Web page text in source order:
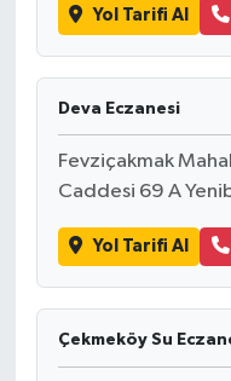
Yol Tarifi Al
Deva Eczanesi
Fevziçakmak
Caddesi 69 A
Yol Tarifi Al
Çekmeköy Su